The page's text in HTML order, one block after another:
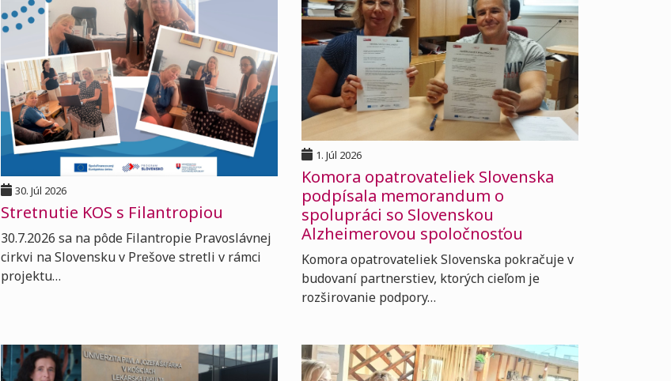
30. Júl 2026
Stretnutie KOS s Filantropiou
30.7.2026 sa na pôde Filantropie Pravoslávnej
cirkvi na Slovensku v Prešove stretli v rámci
projektu…
1. Júl 2026
Komora opatrovateliek Slovenska
podpísala memorandum o
spolupráci so Slovenskou
Alzheimerovou spoločnosťou
Komora opatrovateliek Slovenska pokračuje v
budovaní partnerstiev, ktorých cieľom je
rozširovanie podpory…